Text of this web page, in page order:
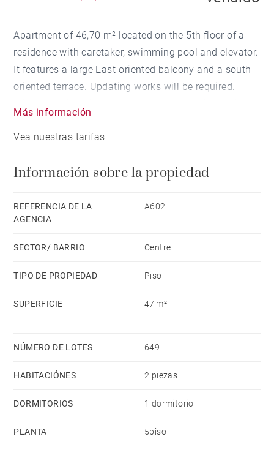
Apartment of 46,70 m² located on the 5th floor of a
residence with caretaker, swimming pool and elevator.
It features a large East-oriented balcony and a south-
oriented terrace. Updating works will be required.
Más información
Vea nuestras tarifas
Información sobre la propiedad
REFERENCIA DE LA
AGENCIA
A602
SECTOR/ BARRIO Centre
TIPO DE PROPIEDAD Piso
SUPERFICIE 47 m²
NÚMERO DE LOTES 649
HABITACIÓNES 2 piezas
DORMITORIOS 1 dormitorio
PLANTA 5piso